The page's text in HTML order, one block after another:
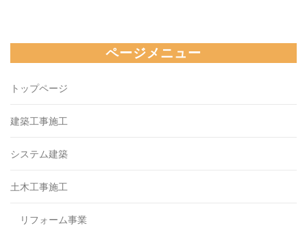
ページメニュー
トップページ
建築工事施工
システム建築
土木工事施工
リフォーム事業